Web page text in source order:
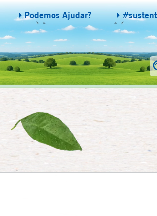
Podemos Ajudar?